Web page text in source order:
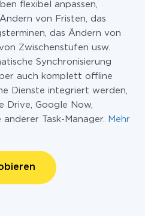
flexibel anpassen,
von Fristen, das
das Ändern von
Zwischenstufen usw.
Synchronisierung
auch komplett offline
Dienste integriert werden,
Drive, Google Now,
anderer Task-Manager.
Mehr